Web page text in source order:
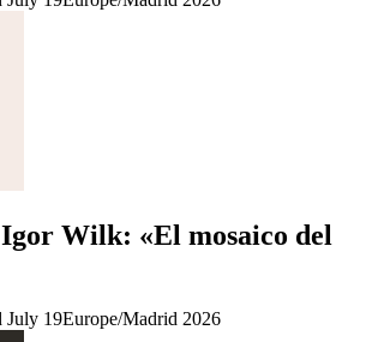
Wilk: «El mosaico del
July 19Europe/Madrid 2026